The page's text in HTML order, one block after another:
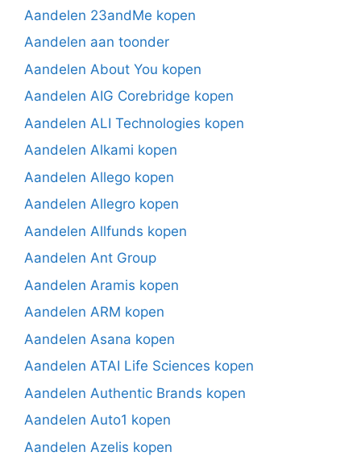
Aandelen 23andMe kopen
Aandelen aan toonder
Aandelen About You kopen
Aandelen AIG Corebridge kopen
Aandelen ALI Technologies kopen
Aandelen Alkami kopen
Aandelen Allego kopen
Aandelen Allegro kopen
Aandelen Allfunds kopen
Aandelen Ant Group
Aandelen Aramis kopen
Aandelen ARM kopen
Aandelen Asana kopen
Aandelen ATAI Life Sciences kopen
Aandelen Authentic Brands kopen
Aandelen Auto1 kopen
Aandelen Azelis kopen